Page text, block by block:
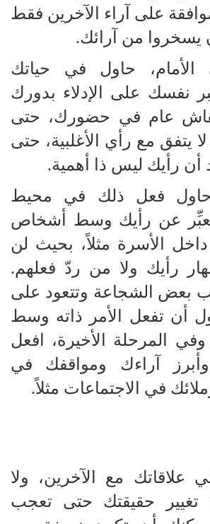
على آراء الآخرين فقط
يسخروا من آرائك.
حاول في حياتك
نفسك على الإدلاء بدورك
عام في حضورك، حتى
يتفق مع رأي الأغلبية، حتى
أن رأيك ليس ذا أهمية.
حاول فعل ذلك في محيط
عن رأيك وسط أشخاص
داخل الأسرة مثلاً، بحيث لن
رأيك ولا من ردّ فعلهم.
بعض الشجاعة وتتعود على
أن تفعل الأمر ذاته وسط
وفي المرحلة الأخيرة، افعل
آراءك ومواقفك في
في الاجتماعات مثلاً.
مع الآخرين، ولا
تغيير حقيقتك حتى تعجب